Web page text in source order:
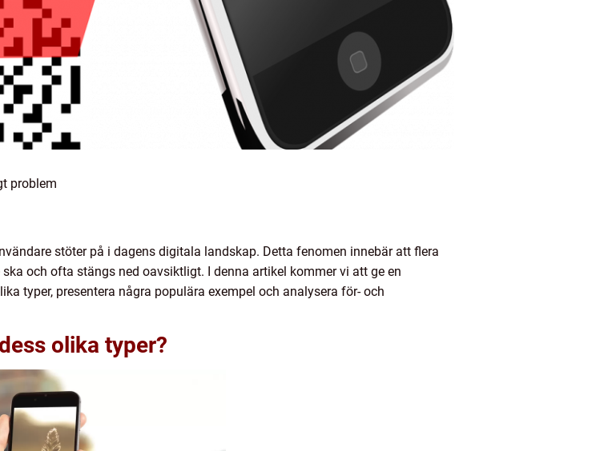
problem
stöter på i dagens digitala landskap. Detta fenomen innebär att flera
och ofta stängs ned oavsiktligt. I denna artikel kommer vi att ge en
typer, presentera några populära exempel och analysera för- och
olika typer?